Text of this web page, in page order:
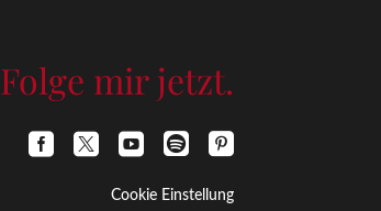
Folge mir jetzt.
    
Cookie Einstellung